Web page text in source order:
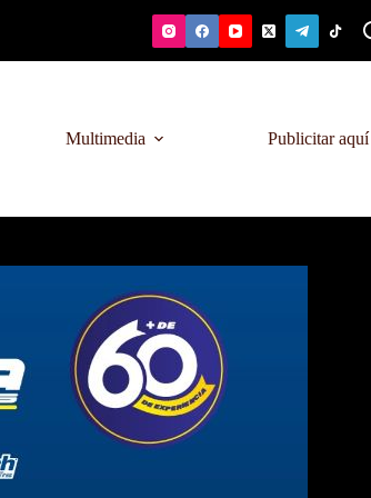
Multimedia Publicitar aquí